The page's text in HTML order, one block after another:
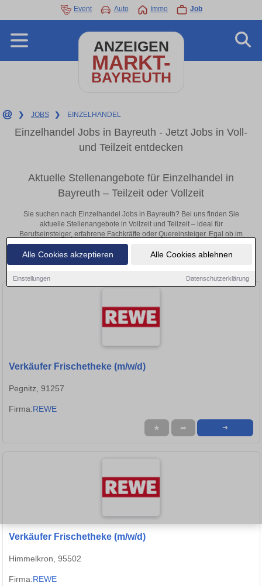
Alle Cookies akzeptieren Alle Cookies ablehnen
Einstellungen Datenschutzerklärung
Event Auto Immo Job
ANZEIGEN
MARKT-
BAYREUTH
❯ JOBS ❯ EINZELHANDEL
Einzelhandel Jobs in Bayreuth - Jetzt Jobs in Voll-
und Teilzeit entdecken
Aktuelle Stellenangebote für Einzelhandel in
Bayreuth – Teilzeit oder Vollzeit
Sie suchen nach Einzelhandel Jobs in Bayreuth? Bei uns finden Sie
aktuelle Stellenangebote in Vollzeit und Teilzeit – ideal für
Berufseinsteiger, erfahrene Fachkräfte oder Quereinsteiger. Egal ob im
Büro, vor Ort oder remote: Entdecken Sie jetzt neue Chancen in Ihrer
Region und bewerben Sie sich direkt auf passende Einzelhandel-
Stellen in Bayreuth!
Verkäufer Frischetheke (m/w/d)
Pegnitz, 91257
Firma:REWE
★ ➦ ➜
Verkäufer Frischetheke (m/w/d)
Himmelkron, 95502
Firma:REWE